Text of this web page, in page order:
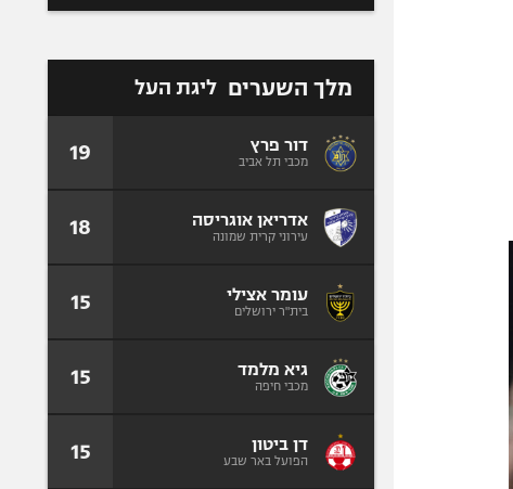
מלך השערים ליגת העל
דור פרץ
מכבי תל אביב 19
אדריאן אוגריסה
עירוני קרית שמונה 18
עומר אצילי
בית"ר ירושלים 15
גיא מלמד
מכבי חיפה 15
דן ביטון
הפועל באר שבע 15